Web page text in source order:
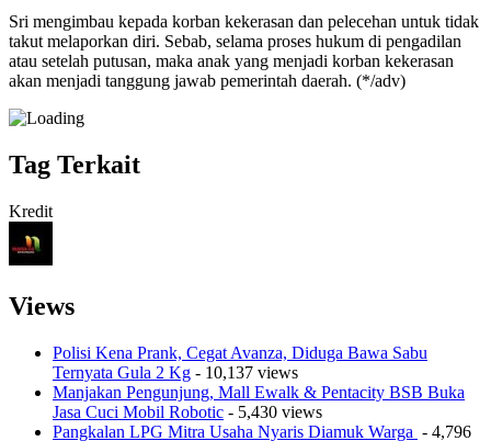
Sri mengimbau kepada korban kekerasan dan pelecehan untuk tidak
takut melaporkan diri. Sebab, selama proses hukum di pengadilan
atau setelah putusan, maka anak yang menjadi korban kekerasan
akan menjadi tanggung jawab pemerintah daerah. (*/adv)
Tag Terkait
Kredit
Views
Polisi Kena Prank, Cegat Avanza, Diduga Bawa Sabu
Ternyata Gula 2 Kg - 10,137 views
Manjakan Pengunjung, Mall Ewalk & Pentacity BSB Buka
Jasa Cuci Mobil Robotic - 5,430 views
Pangkalan LPG Mitra Usaha Nyaris Diamuk Warga - 4,796